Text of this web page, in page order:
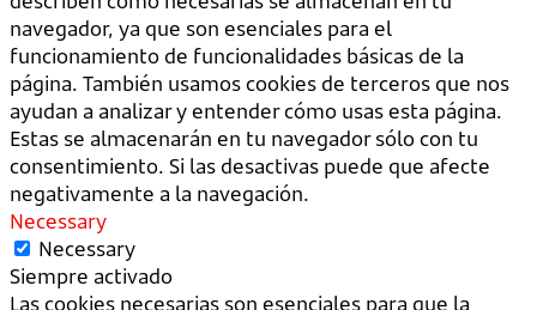
navegador, ya que son esenciales para el
funcionamiento de funcionalidades básicas de la
página. También usamos cookies de terceros que nos
ayudan a analizar y entender cómo usas esta página.
Estas se almacenarán en tu navegador sólo con tu
consentimiento. Si las desactivas puede que afecte
negativamente a la navegación.
Necessary
Necessary
Siempre activado
Las cookies necesarias son esenciales para que la